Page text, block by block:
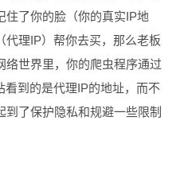
住了你的脸（你的真实IP地
代理IP）帮你去买，那么老板
络世界里，你的爬虫程序通过
到的是代理IP的地址，而不
了保护隐私和规避一些限制